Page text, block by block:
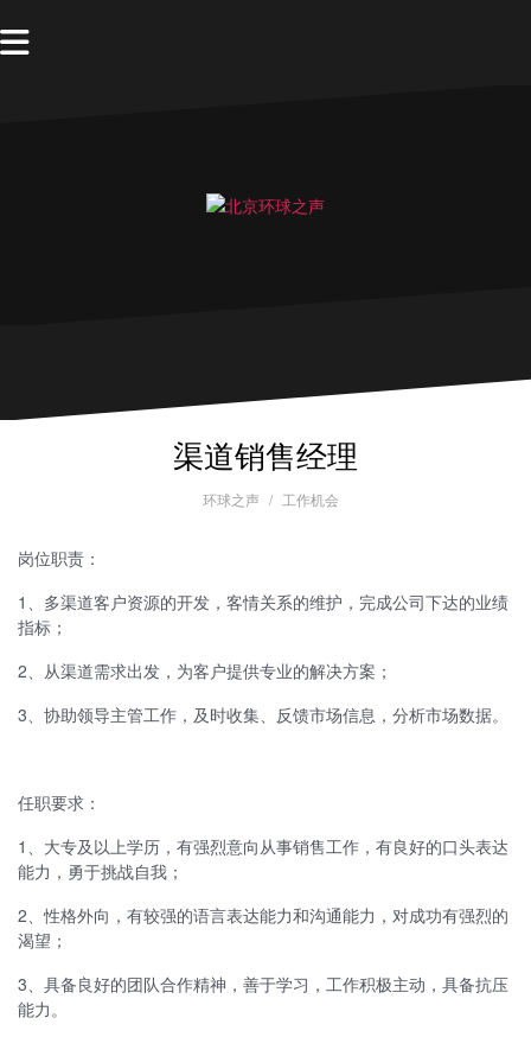
渠道销售经理
环球之声 工作机会
岗位职责：
1、多渠道客户资源的开发，客情关系的维护，完成公司下达的业绩
指标；
2、从渠道需求出发，为客户提供专业的解决方案；
3、协助领导主管工作，及时收集、反馈市场信息，分析市场数据。
任职要求：
1、大专及以上学历，有强烈意向从事销售工作，有良好的口头表达
能力，勇于挑战自我；
2、性格外向，有较强的语言表达能力和沟通能力，对成功有强烈的
渴望；
3、具备良好的团队合作精神，善于学习，工作积极主动，具备抗压
能力。